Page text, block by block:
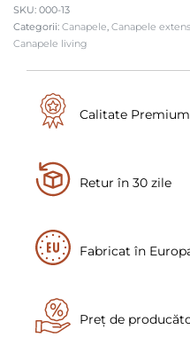
000-13
Categorii: Canapele, Canapele
Canapele living
Calitate Premium
Retur în 30 zile
Fabricat în
Preț de